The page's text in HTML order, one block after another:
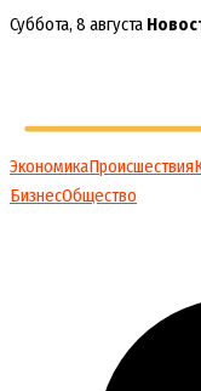
Перейти
Суббота, 8 августа
ЭкономикаПроисшествия
БизнесОбщество